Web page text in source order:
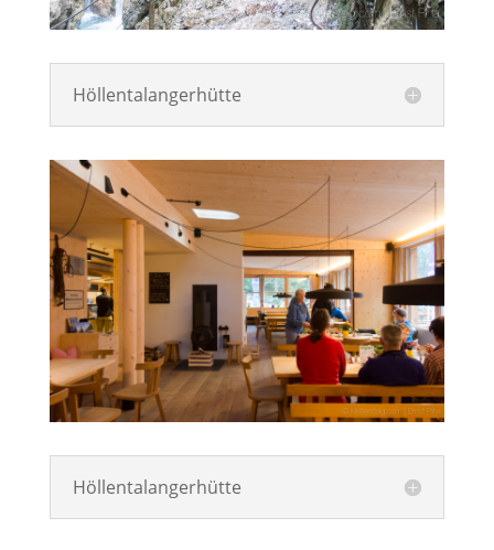
Höllentalangerhütte
Höllentalangerhütte